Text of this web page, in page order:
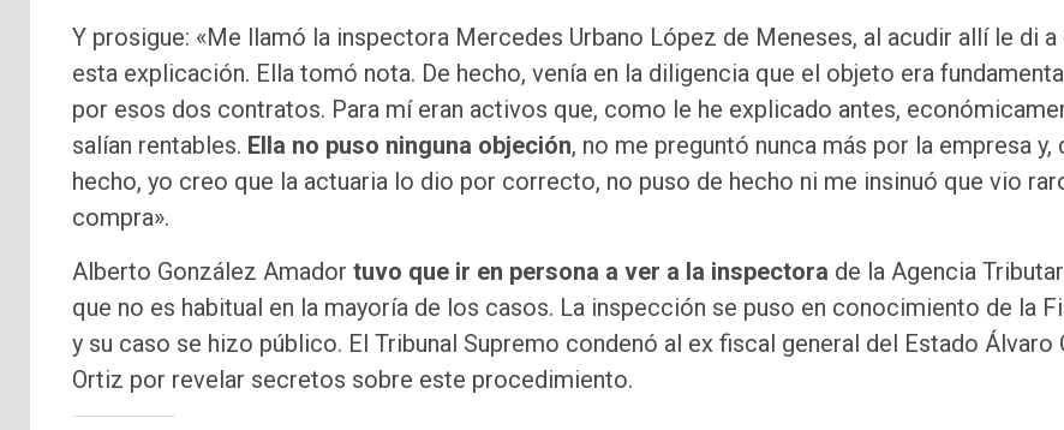
Y prosigue: «Me llamó la inspectora Mercedes Urbano López de Meneses, al acudir allí le di a
esta explicación. Ella tomó nota. De hecho, venía en la diligencia que el objeto era
por esos dos contratos. Para mí eran activos que, como le he explicado antes,
salían rentables. Ella no puso ninguna objeción, no me preguntó nunca más por la empresa y,
hecho, yo creo que la actuaria lo dio por correcto, no puso de hecho ni me insinuó que vio
compra».
Alberto González Amador tuvo que ir en persona a ver a la inspectora de la Agencia
que no es habitual en la mayoría de los casos. La inspección se puso en conocimiento de la
y su caso se hizo público. El Tribunal Supremo condenó al ex fiscal general del Estado Álvaro
Ortiz por revelar secretos sobre este procedimiento.